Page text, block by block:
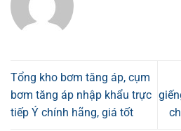
Tổng kho bơm tăng áp, cụm
bơm tăng áp nhập khẩu trực
tiếp Ý chính hãng, giá tốt